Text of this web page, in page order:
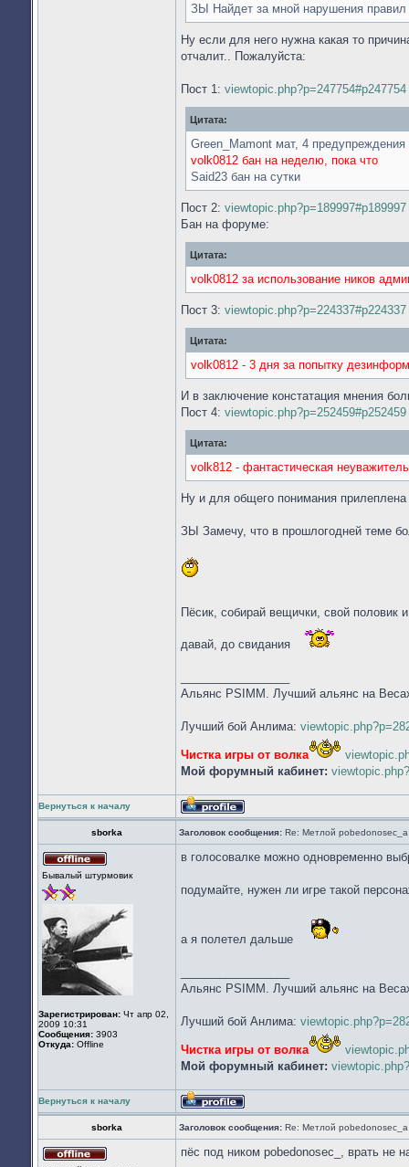
ЗЫ Найдет за мной нарушения
Ну если для него нужна какая то
отчалит.. Пожалуйста:
Пост 1: viewtopic.php?p=247754#p247754
Цитата:
Green_Mamont мат, 4
volk0812 бан на неделю, пока что
Said23 бан на сутки
Пост 2: viewtopic.php?p=189997#p189997
Бан на форуме:
Цитата:
volk0812 за использование ников
Пост 3: viewtopic.php?p=224337#p224337
Цитата:
volk0812 - 3 дня за попытку
И в заключение констатация мнения
Пост 4: viewtopic.php?p=252459#p252459
Цитата:
volk812 - фантастическая
Ну и для общего понимания
ЗЫ Замечу, что в прошлогодней теме
Пёсик, собирай вещички, свой
давай, до свидания
Альянс PSIMM. Лучший альянс на
Лучший бой Анлима:
Чистка игры от волка
Мой форумный кабинет:
Вернуться к началу
Профиль
sborka
Заголовок сообщения: Re: Метлой pobedonosec_а
в
Бывалый штурмовик
Зарегистрирован: Чт апр 02,
2009 10:31
Сообщения: 3903
Откуда: Offline
в голосовалке можно одновременно
подумайте, нужен ли игре такой
а я полетел дальше
Альянс PSIMM. Лучший альянс на
Лучший бой Анлима:
Чистка игры от волка
Мой форумный кабинет:
Вернуться к началу
Профиль
sborka
Заголовок сообщения: Re: Метлой pobedonosec_а
пёс под ником pobedonosec_, врать не